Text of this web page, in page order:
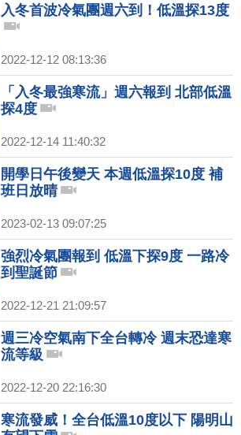
入冬首波冷氣團週六到！低溫探13度
2022-12-12 08:13:36
「入冬最強寒流」週六報到 北部低溫
探4度
2022-12-14 11:40:32
開學日午後變天 本週低溫探10度 補
班日放晴
2023-02-13 09:07:25
強烈冷氣團報到 低溫下探9度 一路冷
到聖誕節
2022-12-21 21:09:57
週三冷空氣南下全台轉冷 週末恐達寒
流等級
2022-12-20 22:16:30
寒流發威！全台低溫10度以下 陽明山